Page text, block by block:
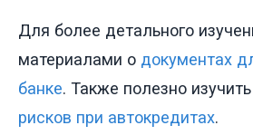
Для более детального
материалами о документах
банке. Также полезно
рисков при автокредитах.